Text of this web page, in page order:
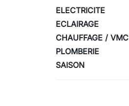
ELECTRICITE
ECLAIRAGE
CHAUFFAGE / VMC
PLOMBERIE
SAISON